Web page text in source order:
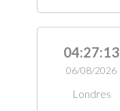
04:27:14
06/08/2026
Londres